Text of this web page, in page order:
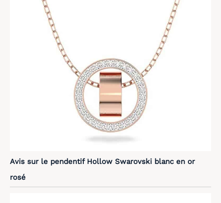
Avis sur le pendentif Hollow Swarovski blanc en or
rosé